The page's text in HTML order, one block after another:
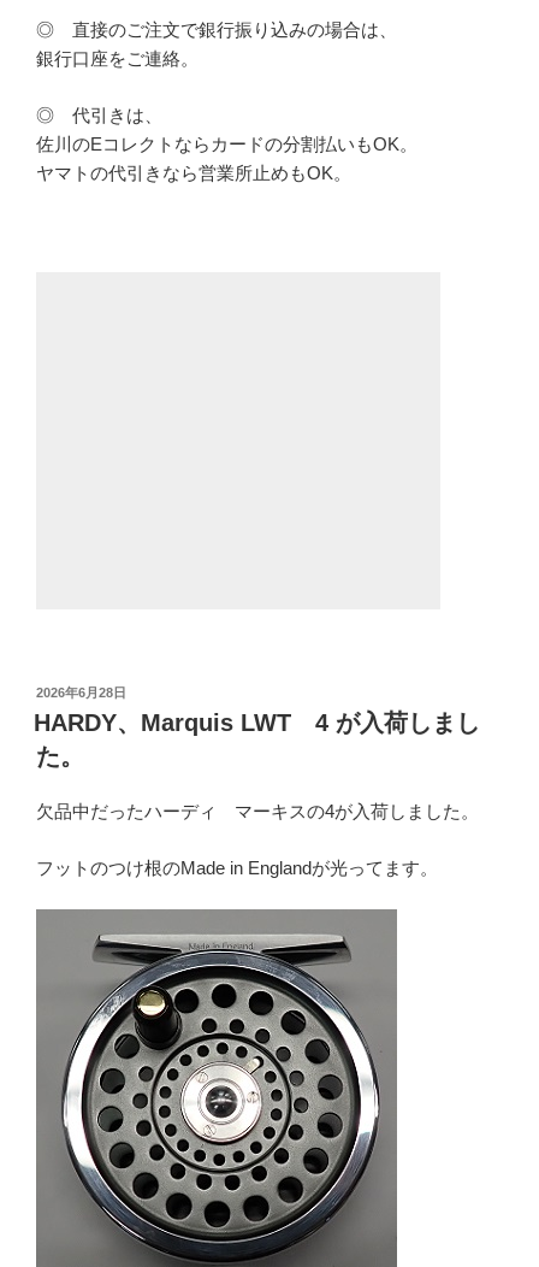
◎ 直接のご注文で銀行振り込みの場合は、
銀行口座をご連絡。
◎ 代引きは、
佐川のEコレクトならカードの分割払いもOK。
ヤマトの代引きなら営業所止めもOK。
投
稿
日:
2026年6月28日
HARDY、Marquis LWT 4 が入荷しまし
た。
欠品中だったハーディ マーキスの4が入荷しました。
フットのつけ根のMade in Englandが光ってます。